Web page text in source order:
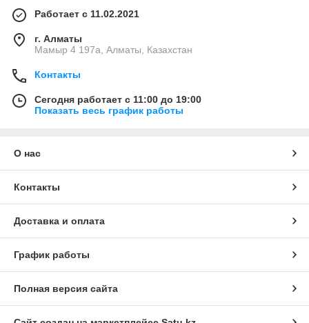
Работает с 11.02.2021
г. Алматы
Мамыр 4 197а, Алматы, Казахстан
Контакты
Сегодня работает с 11:00 до 19:00
Показать весь график работы
О нас
Контакты
Доставка и оплата
График работы
Полная версия сайта